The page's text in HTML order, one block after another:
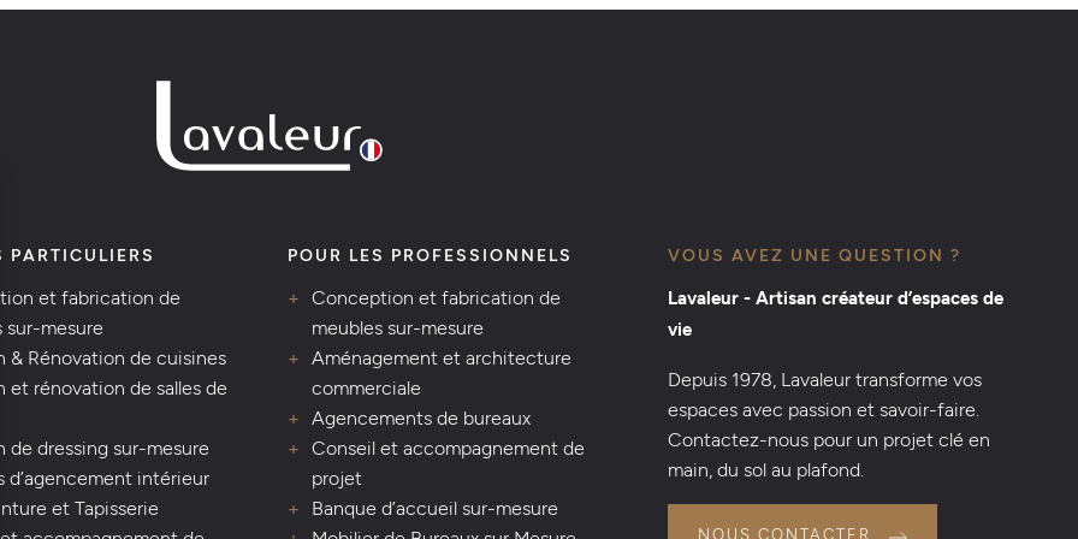
PARTICULIERS
et fabrication de
sur-mesure
& Rénovation de cuisines
et rénovation de salles de
de dressing sur-mesure
d’agencement intérieur
et Tapisserie
POUR LES PROFESSIONNELS
Conception et fabrication de
meubles sur-mesure
Aménagement et architecture
commerciale
Agencements de bureaux
Conseil et accompagnement de
projet
Banque d’accueil sur-mesure
VOUS AVEZ UNE QUESTION ?
Lavaleur - Artisan créateur d’espaces de
vie
Depuis 1978, Lavaleur transforme vos
espaces avec passion et savoir-faire.
Contactez-nous pour un projet clé en
main, du sol au plafond.
NOUS CONTACTER